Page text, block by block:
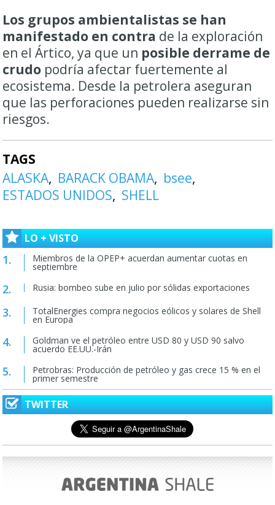
Los grupos ambientalistas se han
manifestado en contra de la exploración
en el Ártico, ya que un posible derrame de
crudo podría afectar fuertemente al
ecosistema. Desde la petrolera aseguran
que las perforaciones pueden realizarse sin
riesgos.
TAGS
ALASKA
BARACK OBAMA
bsee
ESTADOS UNIDOS
SHELL
LO + VISTO
Miembros de la OPEP+ acuerdan aumentar cuotas en
septiembre
Rusia: bombeo sube en julio por sólidas exportaciones
TotalEnergies compra negocios eólicos y solares de Shell
en Europa
Goldman ve el petróleo entre USD 80 y USD 90 salvo
acuerdo EE.UU.-Irán
Petrobras: Producción de petróleo y gas crece 15 % en el
primer semestre
TWITTER